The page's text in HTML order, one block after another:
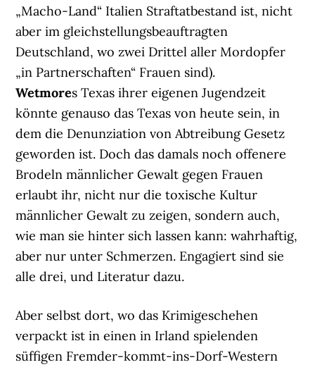
„Macho-Land“ Italien Straftatbestand ist, nicht
aber im gleichstellungsbeauftragten
Deutschland, wo zwei Drittel aller Mordopfer
„in Partnerschaften“ Frauen sind).
Wetmores Texas ihrer eigenen Jugendzeit
könnte genauso das Texas von heute sein, in
dem die Denunziation von Abtreibung Gesetz
geworden ist. Doch das damals noch offenere
Brodeln männlicher Gewalt gegen Frauen
erlaubt ihr, nicht nur die toxische Kultur
männlicher Gewalt zu zeigen, sondern auch,
wie man sie hinter sich lassen kann: wahrhaftig,
aber nur unter Schmerzen. Engagiert sind sie
alle drei, und Literatur dazu.
Aber selbst dort, wo das Krimigeschehen
verpackt ist in einen in Irland spielenden
süffigen Fremder-kommt-ins-Dorf-Western